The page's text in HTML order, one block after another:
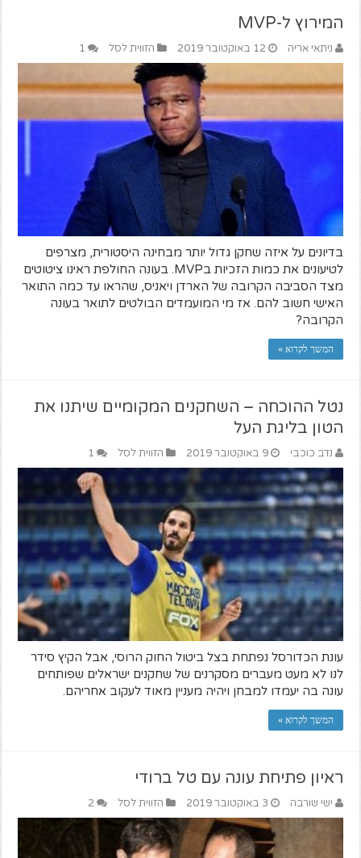
המירוץ ל-MVP
ניתאי אריה 12 באוקטובר 2019 הזווית לסל 1
בדיונים על איזה שחקן גדול יותר מבחינה היסטורית, מצרפים
לטיעונים את כמות הזכיות בMVP. בעונה החולפת ראינו ציטוטים
מצד הסביבה הקרובה של הארדן ויאניס, שהראו עד כמה התואר
האישי חשוב להם. אז מי המועמדים הבולטים לתואר בעונה
הקרובה?
המשך לקרוא »
נטל ההוכחה – השחקנים המקומיים שיתנו את
הטון בליגת העל
נדב כוכבי 9 באוקטובר 2019 הזווית לסל 1
עונת הכדורסל נפתחת בצל ביטול החוק הרוסי, אבל הקיץ סידר
לנו לא מעט מעברים מסקרנים של שחקנים ישראלים שפותחים
עונה בה יעמדו למבחן ויהיה מעניין מאוד לעקוב אחריהם.
המשך לקרוא »
ראיון פתיחת עונה עם טל ברודי
ישי שורבה 3 באוקטובר 2019 הזווית לסל 2